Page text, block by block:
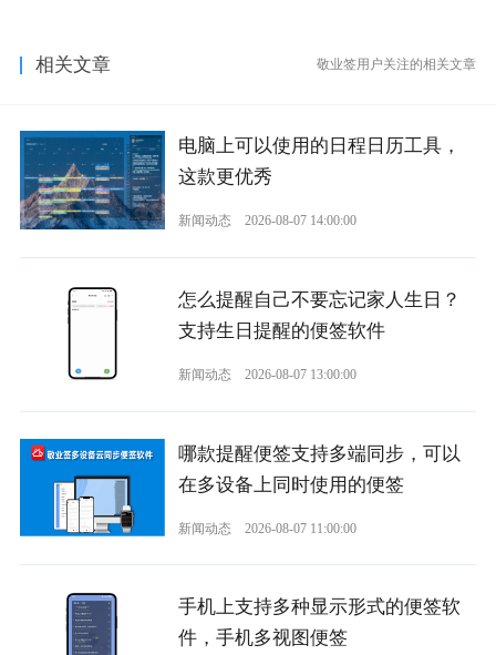
相关文章 敬业签用户关注的相关文章
电脑上可以使用的日程日历工具，
这款更优秀
新闻动态 2026-08-07 14:00:00
怎么提醒自己不要忘记家人生日？
支持生日提醒的便签软件
新闻动态 2026-08-07 13:00:00
哪款提醒便签支持多端同步，可以
在多设备上同时使用的便签
新闻动态 2026-08-07 11:00:00
手机上支持多种显示形式的便签软
件，手机多视图便签